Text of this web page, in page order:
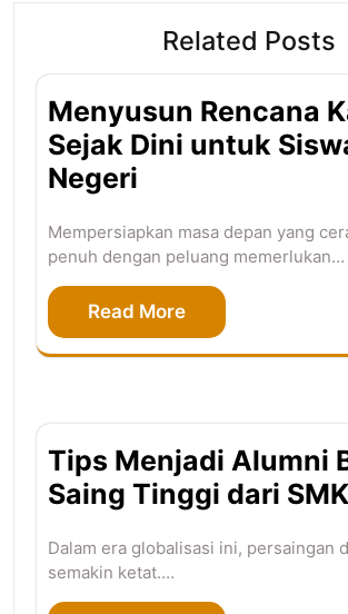
Related Posts
Menyusun Rencana
Sejak Dini untuk
Negeri
Mempersiapkan masa depan yang
penuh dengan peluang memerlukan…
Read More
Tips Menjadi Alumni
Saing Tinggi dari
Dalam era globalisasi ini, persaingan
semakin ketat.…